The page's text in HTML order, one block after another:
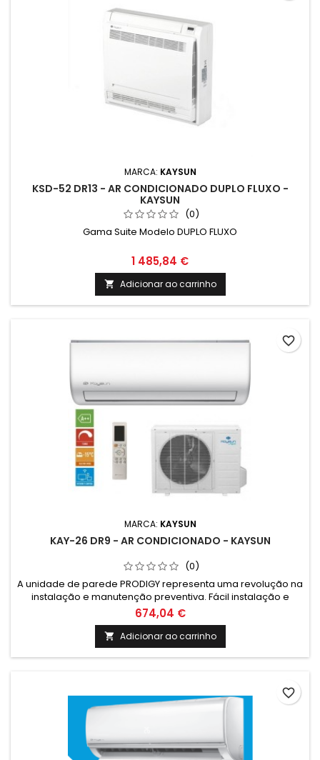
MARCA: KAYSUN
KSD-52 DR13 - AR CONDICIONADO DUPLO FLUXO -
KAYSUN
(0)
Gama Suite Modelo DUPLO FLUXO
1 485,84 €
 Adicionar ao carrinho
MARCA: KAYSUN
KAY-26 DR9 - AR CONDICIONADO - KAYSUN
(0)
A unidade de parede PRODIGY representa uma revolução na
instalação e manutenção preventiva. Fácil instalação e
manutenção e equipado com tecnologia de vanguarda
Kaysun.
674,04 €
 Adicionar ao carrinho
favorite_border
favorite_border